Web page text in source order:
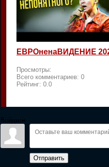
ЕВРОненаВИДЕНИЕ
Просмотры:
Всего комментариев: 0
Рейтинг: 0.0
Войдите:
Отправить